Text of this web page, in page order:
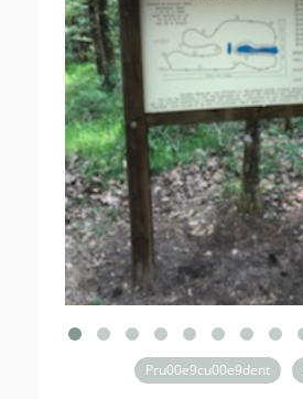
Pru00e9cu00e9dent